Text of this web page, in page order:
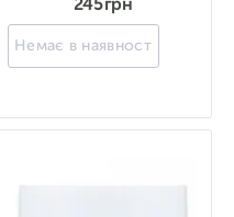
Немає в наявності